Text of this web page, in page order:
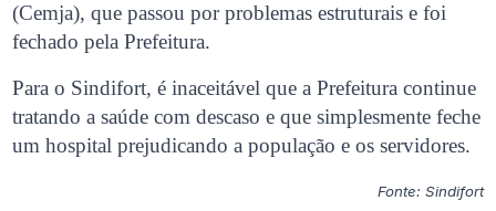
(Cemja), que passou por problemas estruturais e foi
fechado pela Prefeitura.
Para o Sindifort, é inaceitável que a Prefeitura continue
tratando a saúde com descaso e que simplesmente feche
um hospital prejudicando a população e os servidores.
Fonte: Sindifort